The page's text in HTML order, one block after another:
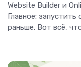
Website Builder и
Главное:
раньше. Вот всё,